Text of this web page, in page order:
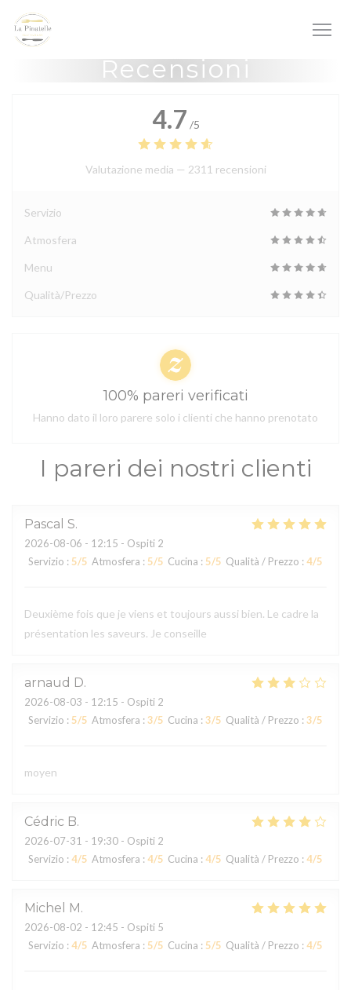
Personalizzazione delle tue scelte sui cookie
Recensioni
I pareri dei nostri clienti
Pascal S
2026-08-06 - 12:15 - Ospiti 2
Servizio : 5/5 Atmosfera : 5/5 Cucina : 5/5 Qualità / Prezzo : 4/5
Deuxième fois que je viens et toujours aussi bien. Le cadre la
présentation les saveurs. Je conseille
arnaud D
2026-08-03 - 12:15 - Ospiti 2
Servizio : 5/5 Atmosfera : 3/5 Cucina : 3/5 Qualità / Prezzo : 3/5
moyen
Cédric B
2026-07-31 - 19:30 - Ospiti 2
Servizio : 4/5 Atmosfera : 4/5 Cucina : 4/5 Qualità / Prezzo : 4/5
Michel M
2026-08-02 - 12:45 - Ospiti 5
Servizio : 4/5 Atmosfera : 5/5 Cucina : 5/5 Qualità / Prezzo : 4/5
4.7 /5
Valutazione media — 2311 recensioni
Servizio
Atmosfera
Menu
Qualità/Prezzo
100% pareri verificati
Hanno dato il loro parere solo i clienti che hanno prenotato